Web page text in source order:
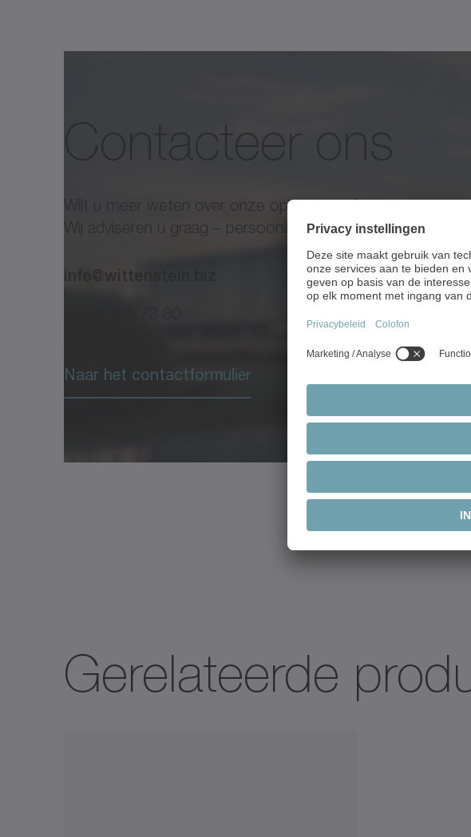
Contacteer ons
Wilt u meer weten over onze oplossingen?
Wij adviseren u graag – persoonlijk, deskundig en volledig
info@wittenstein.biz
Naar het contactformulier
Gerelateerde